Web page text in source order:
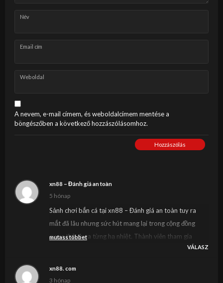
Név
Email cím
Weboldal
A nevem, e-mail címem, és weboldalcímem mentése a
böngészőben a következő hozzászólásomhoz.
Hozzászólás
xn88 – Đánh giá an toàn
5 hónap
Sảnh chơi bắn cá tại xn88 – Đánh giá an toàn tuy ra
mắt đã lâu nhưng sức hút mang lại trong cộng đồng
cược thủ chưa từng hạ nhiệt. Thành viên tham gia
được hóa thân thành những ngư thủ thực thụ, chinh
mutass többet
VÁLASZ
xn88. com
3 hónap